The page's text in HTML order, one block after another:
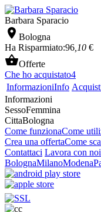
Barbara Sparacio
 Bologna
Ha Risparmiato:96 ,10 €
Offerte
Che ho acquistato4
InformazioniInfo
Informazioni
SessoFemmina
CittaBologna
Come funzionaCome
Crea una offertaCome
Contattaci Lavora con noi
BolognaMilanoModena